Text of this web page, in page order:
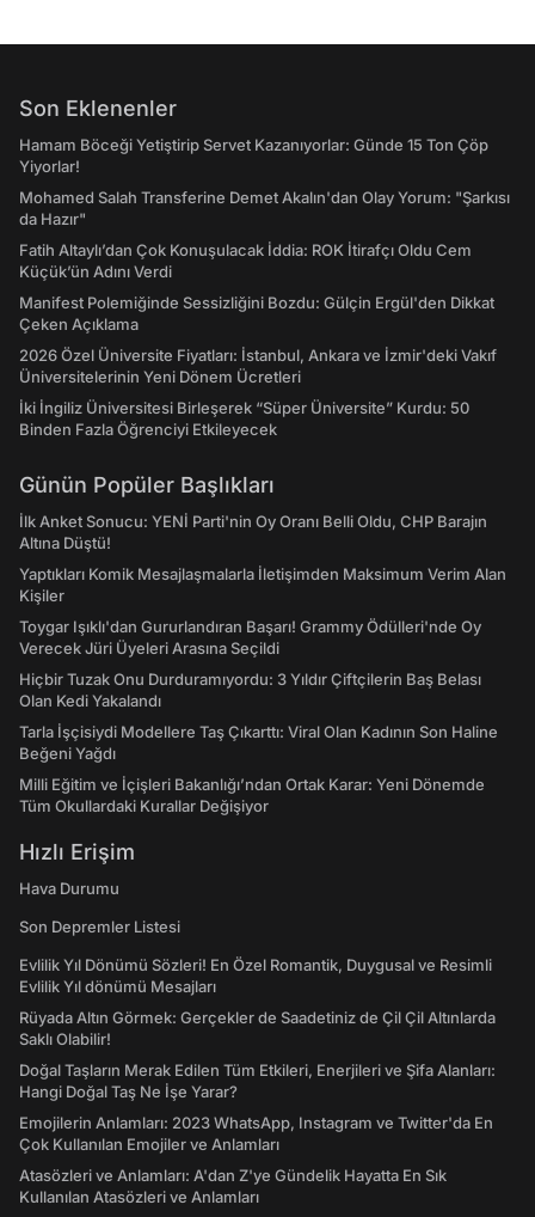
Son Eklenenler
Hamam Böceği Yetiştirip Servet Kazanıyorlar: Günde 15 Ton Çöp
Yiyorlar!
Mohamed Salah Transferine Demet Akalın'dan Olay Yorum: "Şarkısı
da Hazır"
Fatih Altaylı’dan Çok Konuşulacak İddia: ROK İtirafçı Oldu Cem
Küçük’ün Adını Verdi
Manifest Polemiğinde Sessizliğini Bozdu: Gülçin Ergül'den Dikkat
Çeken Açıklama
2026 Özel Üniversite Fiyatları: İstanbul, Ankara ve İzmir'deki Vakıf
Üniversitelerinin Yeni Dönem Ücretleri
İki İngiliz Üniversitesi Birleşerek “Süper Üniversite” Kurdu: 50
Binden Fazla Öğrenciyi Etkileyecek
Günün Popüler Başlıkları
İlk Anket Sonucu: YENİ Parti'nin Oy Oranı Belli Oldu, CHP Barajın
Altına Düştü!
Yaptıkları Komik Mesajlaşmalarla İletişimden Maksimum Verim Alan
Kişiler
Toygar Işıklı'dan Gururlandıran Başarı! Grammy Ödülleri'nde Oy
Verecek Jüri Üyeleri Arasına Seçildi
Hiçbir Tuzak Onu Durduramıyordu: 3 Yıldır Çiftçilerin Baş Belası
Olan Kedi Yakalandı
Tarla İşçisiydi Modellere Taş Çıkarttı: Viral Olan Kadının Son Haline
Beğeni Yağdı
Milli Eğitim ve İçişleri Bakanlığı’ndan Ortak Karar: Yeni Dönemde
Tüm Okullardaki Kurallar Değişiyor
Hızlı Erişim
Hava Durumu
Son Depremler Listesi
Evlilik Yıl Dönümü Sözleri! En Özel Romantik, Duygusal ve Resimli
Evlilik Yıl dönümü Mesajları
Rüyada Altın Görmek: Gerçekler de Saadetiniz de Çil Çil Altınlarda
Saklı Olabilir!
Doğal Taşların Merak Edilen Tüm Etkileri, Enerjileri ve Şifa Alanları:
Hangi Doğal Taş Ne İşe Yarar?
Emojilerin Anlamları: 2023 WhatsApp, Instagram ve Twitter'da En
Çok Kullanılan Emojiler ve Anlamları
Atasözleri ve Anlamları: A'dan Z'ye Gündelik Hayatta En Sık
Kullanılan Atasözleri ve Anlamları